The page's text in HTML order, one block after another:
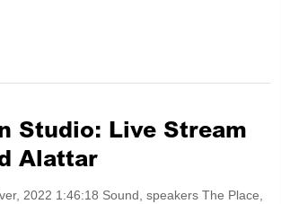
Studio: Live Stream
Alattar
2022 1:46:18 Sound, speakers The Place,